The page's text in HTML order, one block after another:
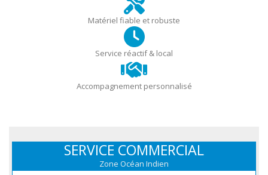
Matériel fiable et robuste
Service réactif & local
Accompagnement personnalisé
SERVICE COMMERCIAL
Zone Océan Indien